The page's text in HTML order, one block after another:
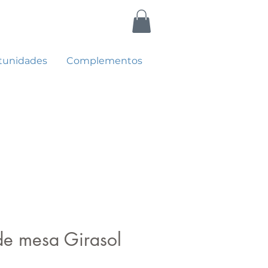
Complementos
mesa Girasol